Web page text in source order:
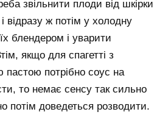
звільнити плоди від шкірки
відразу ж потім у холодну
блендером і уварити
якщо для спагетті з
потрібно соус на
то немає сенсу так сильно
потім доведеться розводити.